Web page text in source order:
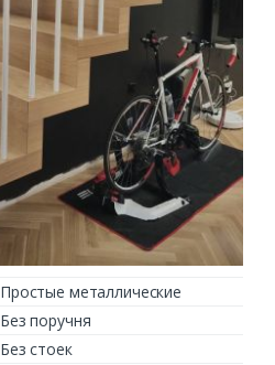
Простые металлические
Без поручня
Без стоек